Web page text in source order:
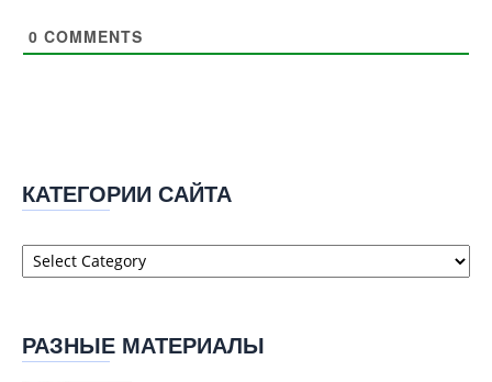
0 COMMENTS
КАТЕГОРИИ САЙТА
Категории
сайта
РАЗНЫЕ МАТЕРИАЛЫ